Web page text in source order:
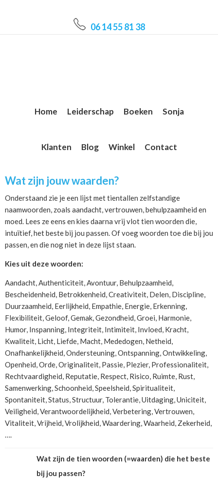
06 14 55 81 38
Home Leiderschap Boeken Sonja
Klanten Blog Winkel Contact
Wat zijn jouw waarden?
Onderstaand zie je een lijst met tientallen zelfstandige
naamwoorden, zoals aandacht, vertrouwen, behulpzaamheid en
moed. Lees ze eens en kies daarna vrij vlot tien woorden die,
intuïtief, het beste bij jou passen. Of voeg woorden toe die bij jou
passen, en die nog niet in deze lijst staan.
Kies uit deze woorden:
Aandacht, Authenticiteit, Avontuur, Behulpzaamheid,
Bescheidenheid, Betrokkenheid, Creativiteit, Delen, Discipline,
Duurzaamheid, Eerlijkheid, Empathie, Energie, Erkenning,
Flexibiliteit, Geloof, Gemak, Gezondheid, Groei, Harmonie,
Humor, Inspanning, Integriteit, Intimiteit, Invloed, Kracht,
Kwaliteit, Licht, Liefde, Macht, Mededogen, Netheid,
Onafhankelijkheid, Ondersteuning, Ontspanning, Ontwikkeling,
Openheid, Orde, Originaliteit, Passie, Plezier, Professionaliteit,
Rechtvaardigheid, Reputatie, Respect, Risico, Ruimte, Rust,
Samenwerking, Schoonheid, Speelsheid, Spiritualiteit,
Spontaniteit, Status, Structuur, Tolerantie, Uitdaging, Uniciteit,
Veiligheid, Verantwoordelijkheid, Verbetering, Vertrouwen,
Vitaliteit, Vrijheid, Vrolijkheid, Waardering, Waarheid, Zekerheid,
….
Wat zijn de tien woorden (=waarden) die het beste
bij jou passen?